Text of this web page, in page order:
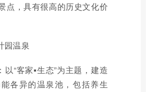
点，具有很高的历史文化价
园温泉
以“客家▪生态”为主题，建造
各异的温泉池，包括养生